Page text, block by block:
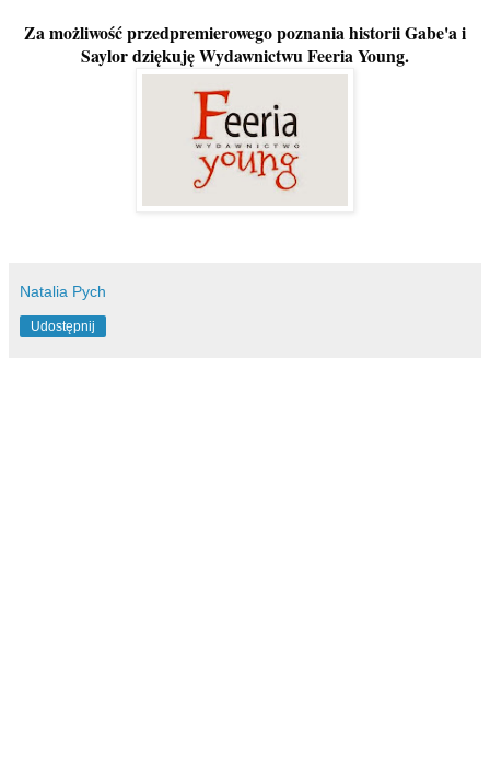
Za możliwość przedpremierowego poznania historii Gabe'a i
Saylor dziękuję Wydawnictwu Feeria Young.
Natalia Pych
Udostępnij